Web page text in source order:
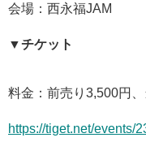
会場：西永福JAM
▼チケット
料金：前売り3,500円
https://tiget.net/events/